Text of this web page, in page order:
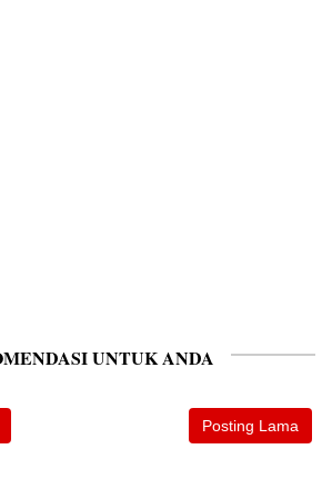
UNTUK ANDA
Posting Lama